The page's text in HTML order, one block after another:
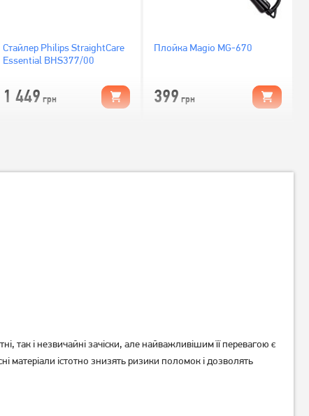
Стайлер Philips StraightCare
Essential BHS377/00
1 449 грн
Плойка Magio MG-670
399 грн
1 689грн 399грн
так і незвичайні зачіски, але найважливішим її перевагою є
матеріали істотно знизять ризики поломок і дозволять